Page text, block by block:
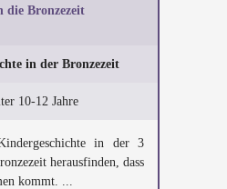
die Bronzezeit
in der Bronzezeit
10-12 Jahre
in der 3
herausfinden, dass
kommt. ...